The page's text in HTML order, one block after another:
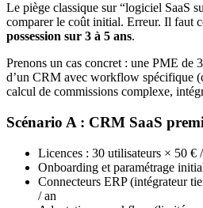
Le piège classique sur “logiciel SaaS
comparer le coût initial. Erreur. Il faut
possession sur 3 à 5 ans.
Prenons un cas concret : une PME de
d’un CRM avec workflow spécifique
calcul de commissions complexe,
Scénario A : CRM SaaS
Licences : 30 utilisateurs × 50 €
Onboarding et paramétrage
Connecteurs ERP (intégrateur
/ an